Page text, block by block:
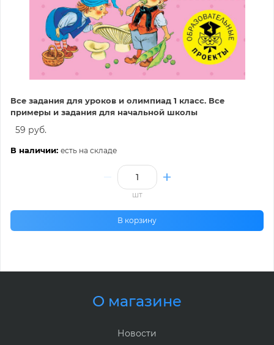
Все задания для уроков и олимпиад 1 класс. Все
примеры и задания для начальной школы
59 руб.
В наличии: есть на складе
шт
В корзину
О магазине
Новости